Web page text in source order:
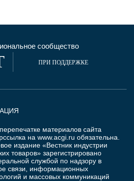
сообщество
ПРИ ПОДДЕРЖКЕ
материалов сайта
на www.acgi.ru обязательна.
издание «Вестник индустрии
товаров» зарегистрировано
службой по надзору в
связи, информационных
и массовых коммуникаций